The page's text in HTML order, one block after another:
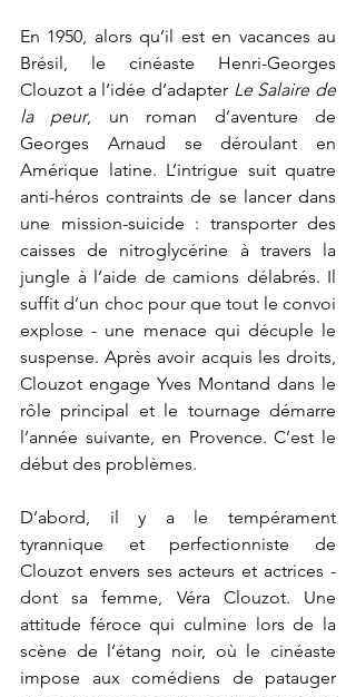
En 1950, alors qu’il est en vacances au
Brésil, le cinéaste Henri-Georges
Clouzot a l’idée d’adapter Le Salaire de
la peur, un roman d’aventure de
Georges Arnaud se déroulant en
Amérique latine. L’intrigue suit quatre
anti-héros contraints de se lancer dans
une mission-suicide : transporter des
caisses de nitroglycérine à travers la
jungle à l’aide de camions délabrés. Il
suffit d’un choc pour que tout le convoi
explose - une menace qui décuple le
suspense. Après avoir acquis les droits,
Clouzot engage Yves Montand dans le
rôle principal et le tournage démarre
l’année suivante, en Provence. C’est le
début des problèmes.
D’abord, il y a le tempérament
tyrannique et perfectionniste de
Clouzot envers ses acteurs et actrices -
dont sa femme, Véra Clouzot. Une
attitude féroce qui culmine lors de la
scène de l’étang noir, où le cinéaste
impose aux comédiens de patauger